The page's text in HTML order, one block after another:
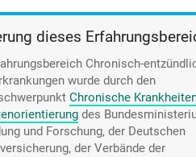
dieses
Chronisch-
wurde durch den
Chronische
des
und Forschung, der Deutschen
der Verbände der